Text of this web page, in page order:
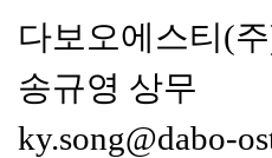
다보오에스티(
송규영 상무
ky.song@dabo-